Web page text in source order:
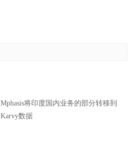
Mphasis将印度国内业务的部分转移到
Karvy数据